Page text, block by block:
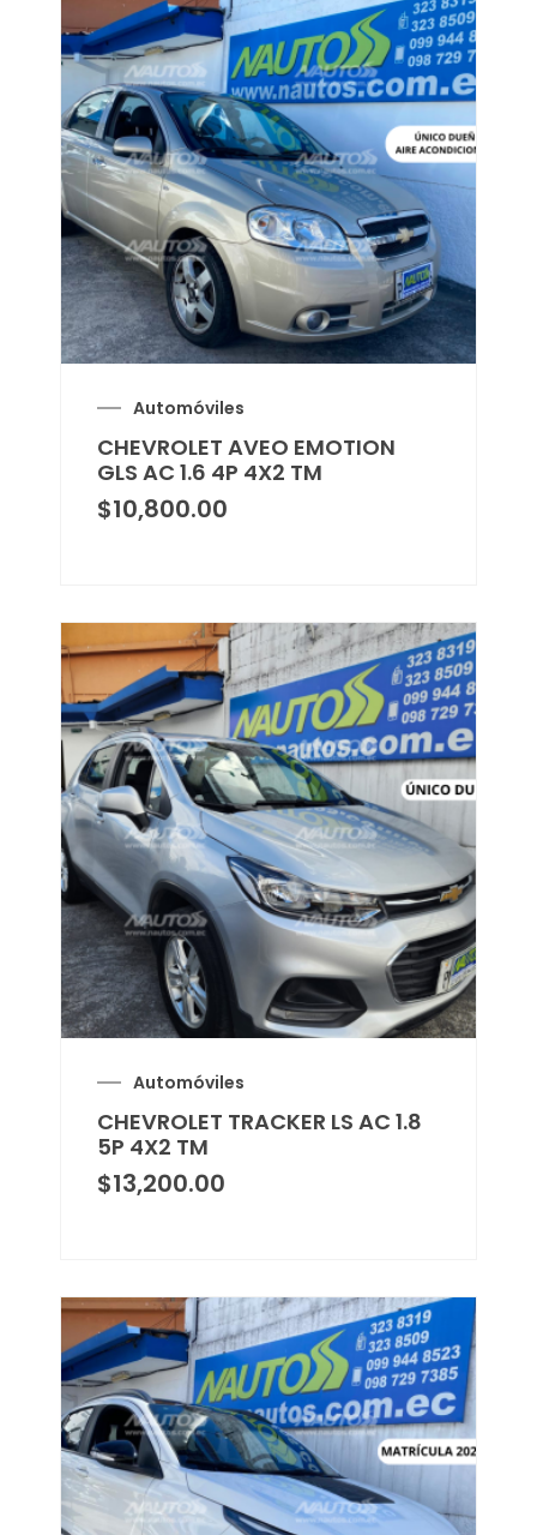
Automóviles
CHEVROLET AVEO EMOTION
GLS AC 1.6 4P 4X2 TM
$10,800.00
Automóviles
CHEVROLET TRACKER LS AC 1.8
5P 4X2 TM
$13,200.00